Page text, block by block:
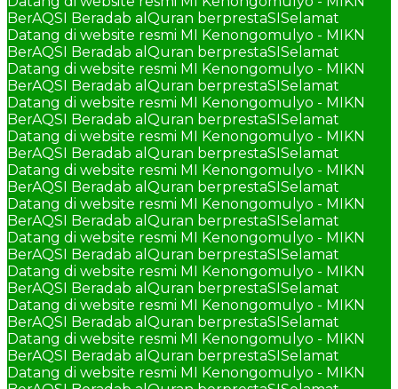
BerAQSI Beradab alQuran berprestaSISelamat
Datang di website resmi MI Kenongomulyo - MIKN
BerAQSI Beradab alQuran berprestaSISelamat
Datang di website resmi MI Kenongomulyo - MIKN
BerAQSI Beradab alQuran berprestaSISelamat
Datang di website resmi MI Kenongomulyo - MIKN
BerAQSI Beradab alQuran berprestaSISelamat
Datang di website resmi MI Kenongomulyo - MIKN
BerAQSI Beradab alQuran berprestaSISelamat
Datang di website resmi MI Kenongomulyo - MIKN
BerAQSI Beradab alQuran berprestaSISelamat
Datang di website resmi MI Kenongomulyo - MIKN
BerAQSI Beradab alQuran berprestaSISelamat
Datang di website resmi MI Kenongomulyo - MIKN
BerAQSI Beradab alQuran berprestaSISelamat
Datang di website resmi MI Kenongomulyo - MIKN
BerAQSI Beradab alQuran berprestaSISelamat
Datang di website resmi MI Kenongomulyo - MIKN
BerAQSI Beradab alQuran berprestaSISelamat
Datang di website resmi MI Kenongomulyo - MIKN
BerAQSI Beradab alQuran berprestaSISelamat
Datang di website resmi MI Kenongomulyo - MIKN